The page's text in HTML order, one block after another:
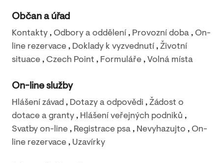
Občan a úřad
Kontakty , Odbory a oddělení , Provozní doba , On-
line rezervace , Doklady k vyzvednutí , Životní
situace , Czech Point , Formuláře , Volná místa
On-line služby
Hlášení závad , Dotazy a odpovědi , Žádost o
dotace a granty , Hlášení veřejných podniků ,
Svatby on-line , Registrace psa , Nevyhazujto , On-
line rezervace , Uzavírky